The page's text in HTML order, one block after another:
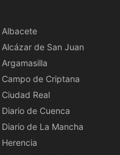
Albacete
Alcázar de San Juan
Argamasilla
Campo de Criptana
Ciudad Real
Diario de Cuenca
Diario de La Mancha
Herencia